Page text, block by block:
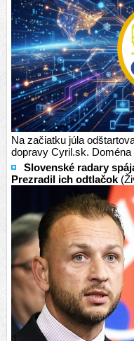
Na začiatku júla
dopravy Cyril.sk.
Slovenské radary
Prezradil ich odtlačok